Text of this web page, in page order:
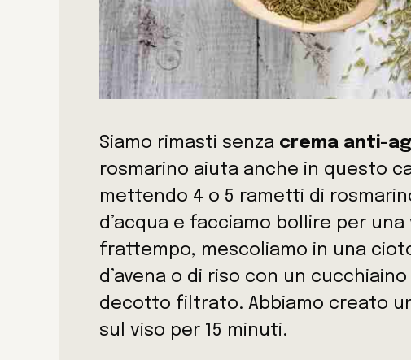
Siamo rimasti senza crema anti-
rosmarino aiuta anche in questo
mettendo 4 o 5 rametti di
d’acqua e facciamo bollire per una
frattempo, mescoliamo in una
d’avena o di riso con un
decotto filtrato. Abbiamo creato
sul viso per 15 minuti.